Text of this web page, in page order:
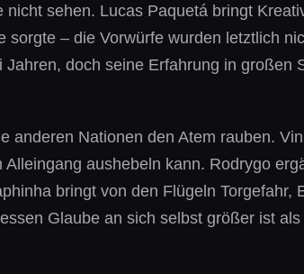
sehen. Lucas Paquetá bringt
sorgte – die Vorwürfe wurden letztlich
doch seine Erfahrung in
anderen Nationen den Atem rauben.
aushebeln kann. Rodrygo
bringt von den Flügeln
Glaube an sich selbst größer ist